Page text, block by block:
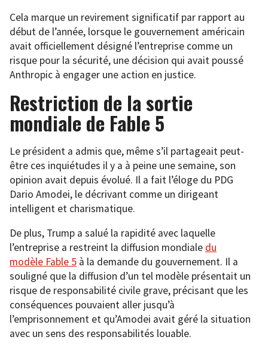
Cela marque un revirement significatif par rapport au
début de l’année, lorsque le gouvernement américain
avait officiellement désigné l’entreprise comme un
risque pour la sécurité, une décision qui avait poussé
Anthropic à engager une action en justice.
Restriction de la sortie
mondiale de Fable 5
Le président a admis que, même s’il partageait peut-
être ces inquiétudes il y a à peine une semaine, son
opinion avait depuis évolué. Il a fait l’éloge du PDG
Dario Amodei, le décrivant comme un dirigeant
intelligent et charismatique.
De plus, Trump a salué la rapidité avec laquelle
l’entreprise a restreint la diffusion mondiale du
modèle Fable 5 à la demande du gouvernement. Il a
souligné que la diffusion d’un tel modèle présentait un
risque de responsabilité civile grave, précisant que les
conséquences pouvaient aller jusqu’à
l’emprisonnement et qu’Amodei avait géré la situation
avec un sens des responsabilités louable.